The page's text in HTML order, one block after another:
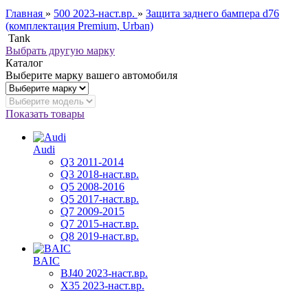
Главная » 500 2023-наст.вр. » Защита заднего бампера d76
(комплектация Premium, Urban)
Tank
Выбрать другую марку
Каталог
Выберите марку вашего автомобиля
Показать товары
Audi
Q3 2011-2014
Q3 2018-наст.вр.
Q5 2008-2016
Q5 2017-наст.вр.
Q7 2009-2015
Q7 2015-наст.вр.
Q8 2019-наст.вр.
BAIC
BJ40 2023-наст.вр.
X35 2023-наст.вр.